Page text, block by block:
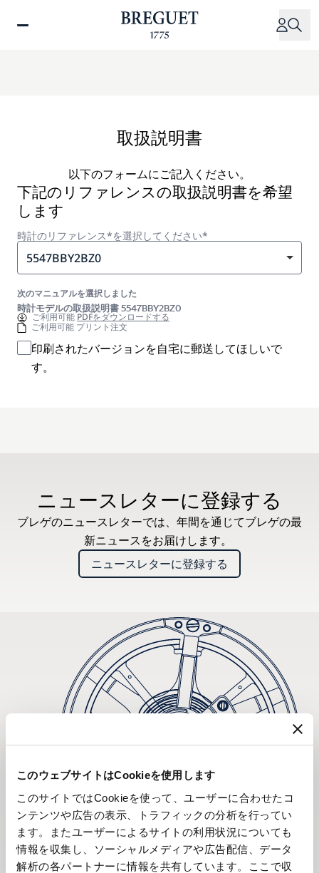
このウェブサイトはCookieを使用します
このサイトではCookieを使って、ユーザーに合わせたコ
ンテンツや広告の表示、トラフィックの分析を行ってい
ます。またユーザーによるサイトの利用状況についても
情報を収集し、ソーシャルメディアや広告配信、データ
解析の各パートナーに情報を共有しています。ここで収
取扱説明書
以下のフォームにご記入ください。
下記のリファレンスの取扱説明書を希望
します
時計のリファレンス*を選択してください*
5547BBY2BZ0
次のマニュアルを選択しました
時計モデルの取扱説明書 5547BBY2BZ0
ご利用可能PDFをダウンロードする
ご利用可能 プリント注文
印刷されたバージョンを自宅に郵送してほしいで
す。
ニュースレターに登録する
ブレゲのニュースレターでは、年間を通じてブレゲの最
新ニュースをお届けします。
ニュースレターに登録する